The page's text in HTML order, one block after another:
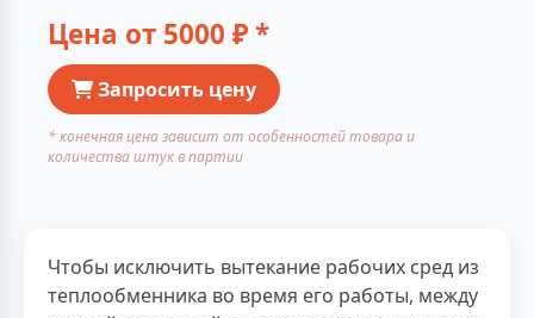
Цена от 5000 ₽ *
Запросить цену
* конечная цена зависит от особенностей товара и
количества штук в партии
Чтобы исключить вытекание рабочих сред из
теплообменника во время его работы, между